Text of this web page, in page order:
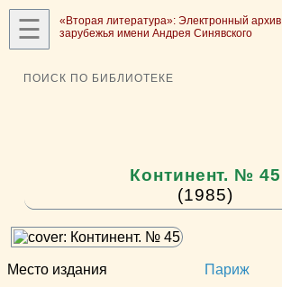
☰
«Вторая литература»: Электронный архив
зарубежья имени Андрея Синявского
ПОИСК ПО БИБЛИОТЕКЕ
Континент. № 45
(1985)
Место издания Париж